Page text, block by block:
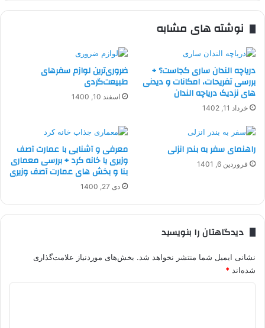
نوشته های مشابه
دریاچه الندان ساری کجاست؟ +
بررسی تفریحات، امکانات و دیدنی
های نزدیک دریاچه الندان
خرداد 11, 1402
ضروری‌ترین لوازم سفرهای
طبیعت‌گردی
اسفند 10, 1400
راهنمای سفر به بندر انزلی
فروردین 6, 1401
معرفی و آشنایی با عمارت آصف
وزیری یا خانه کرد + بررسی معماری
بنا و بخش های عمارت آصف وزیری
دی 27, 1400
دیدگاهتان را بنویسید
نشانی ایمیل شما منتشر نخواهد شد. بخش‌های موردنیاز علامت‌گذاری
شده‌اند *